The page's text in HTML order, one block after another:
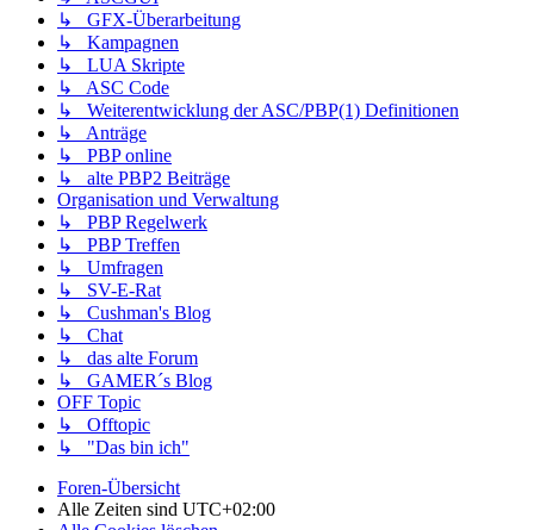
↳ GFX-Überarbeitung
↳ Kampagnen
↳ LUA Skripte
↳ ASC Code
↳ Weiterentwicklung der ASC/PBP(1) Definitionen
↳ Anträge
↳ PBP online
↳ alte PBP2 Beiträge
Organisation und Verwaltung
↳ PBP Regelwerk
↳ PBP Treffen
↳ Umfragen
↳ SV-E-Rat
↳ Cushman's Blog
↳ Chat
↳ das alte Forum
↳ GAMER´s Blog
OFF Topic
↳ Offtopic
↳ "Das bin ich"
Foren-Übersicht
Alle Zeiten sind UTC+02:00